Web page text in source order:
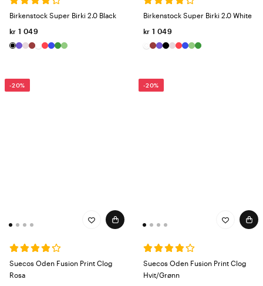
Birkenstock Super Birki 2.0 Black
kr 1 049
Birkenstock Super Birki 2.0 White
kr 1 049
-20%
Suecos Oden Fusion Print Clog
Rosa
-20%
Suecos Oden Fusion Print Clog
Hvit/Grønn